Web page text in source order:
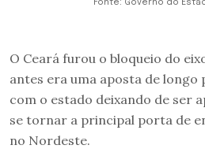
Fonte: Governo do
O Ceará furou o bloqueio do
antes era uma aposta de longo
com o estado deixando de ser
se tornar a principal porta de
no Nordeste.